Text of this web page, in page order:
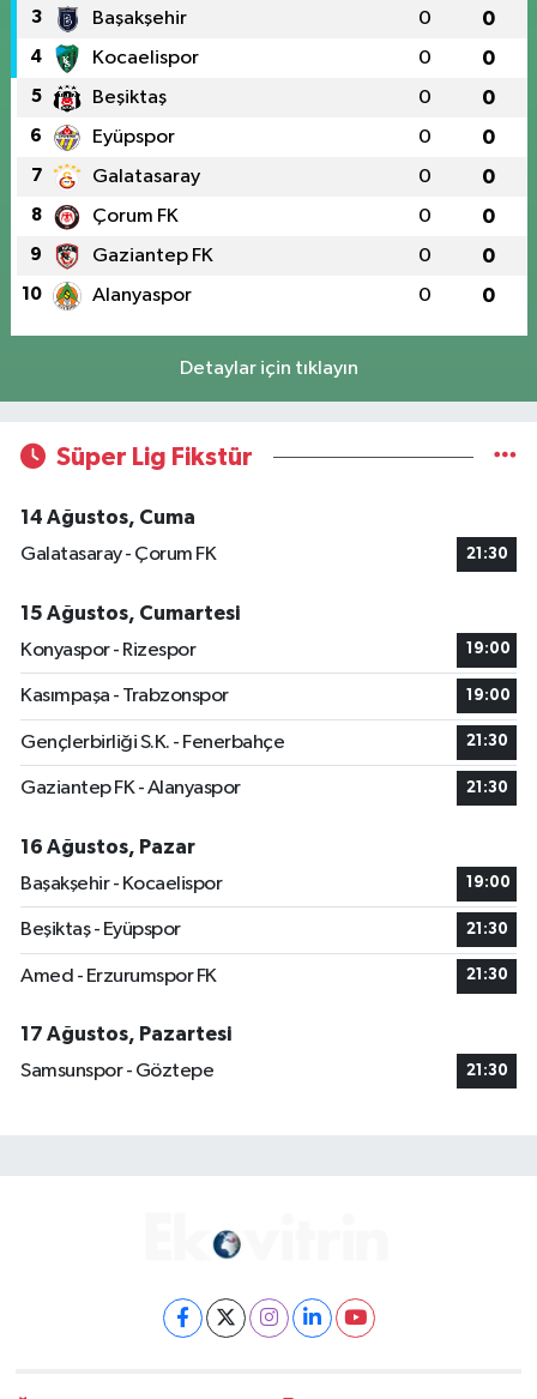
3 Başakşehir 0 0
4 Kocaelispor 0 0
5 Beşiktaş 0 0
6 Eyüpspor 0 0
7 Galatasaray 0 0
8 Çorum FK 0 0
9 Gaziantep FK 0 0
10 Alanyaspor 0 0
Detaylar için tıklayın
Süper Lig Fikstür
14 Ağustos, Cuma
Galatasaray - Çorum FK
21:30
15 Ağustos, Cumartesi
Konyaspor - Rizespor
19:00
Kasımpaşa - Trabzonspor 19:00
Gençlerbirliği S.K. - Fenerbahçe 21:30
Gaziantep FK - Alanyaspor 21:30
16 Ağustos, Pazar
Başakşehir - Kocaelispor
19:00
Beşiktaş - Eyüpspor 21:30
Amed - Erzurumspor FK 21:30
17 Ağustos, Pazartesi
Samsunspor - Göztepe
21:30